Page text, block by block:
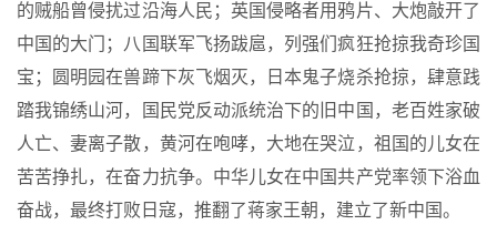
的贼船曾侵扰过沿海人民；英国侵略者用鸦片、大炮敲开了
中国的大门；八国联军飞扬跋扈，列强们疯狂抢掠我奇珍国
宝；圆明园在兽蹄下灰飞烟灭，日本鬼子烧杀抢掠，肆意践
踏我锦绣山河，国民党反动派统治下的旧中国，老百姓家破
人亡、妻离子散，黄河在咆哮，大地在哭泣，祖国的儿女在
苦苦挣扎，在奋力抗争。中华儿女在中国共产党率领下浴血
奋战，最终打败日寇，推翻了蒋家王朝，建立了新中国。